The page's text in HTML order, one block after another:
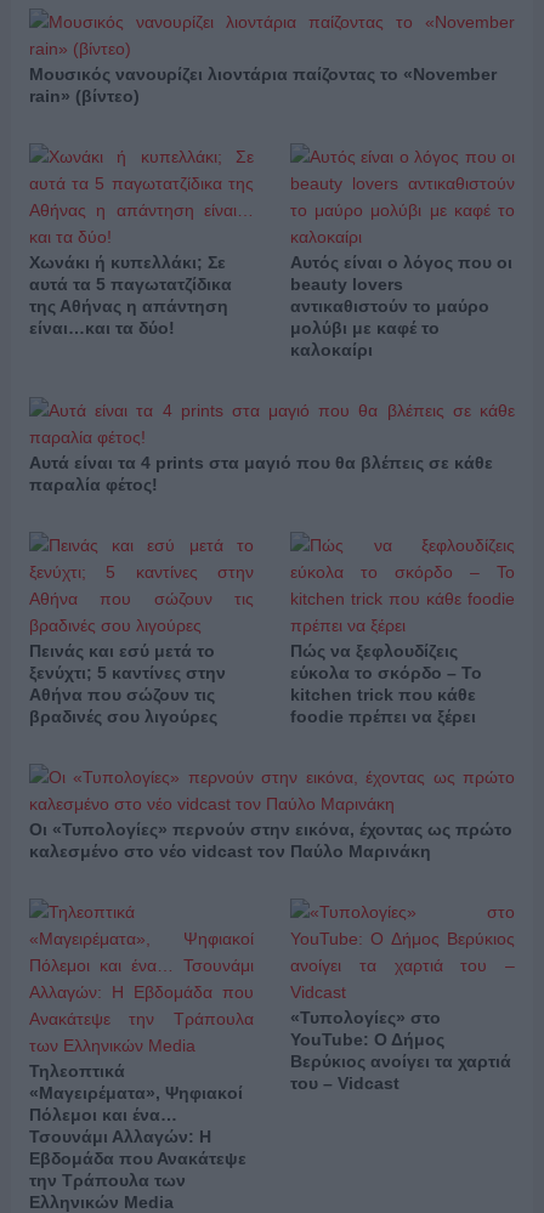
Μουσικός νανουρίζει λιοντάρια παίζοντας το «November
rain» (βίντεο)
Χωνάκι ή κυπελλάκι; Σε
αυτά τα 5 παγωτατζίδικα
της Αθήνας η απάντηση
είναι…και τα δύο!
Αυτός είναι ο λόγος που οι
beauty lovers
αντικαθιστούν το μαύρο
μολύβι με καφέ το
καλοκαίρι
Αυτά είναι τα 4 prints στα μαγιό που θα βλέπεις σε κάθε
παραλία φέτος!
Πεινάς και εσύ μετά το
ξενύχτι; 5 καντίνες στην
Αθήνα που σώζουν τις
βραδινές σου λιγούρες
Πώς να ξεφλουδίζεις
εύκολα το σκόρδο – Το
kitchen trick που κάθε
foodie πρέπει να ξέρει
Οι «Τυπολογίες» περνούν στην εικόνα, έχοντας ως πρώτο
καλεσμένο στο νέο vidcast τον Παύλο Μαρινάκη
Τηλεοπτικά
«Μαγειρέματα», Ψηφιακοί
Πόλεμοι και ένα…
Τσουνάμι Αλλαγών: Η
Εβδομάδα που Ανακάτεψε
την Τράπουλα των
Ελληνικών Media
«Τυπολογίες» στο
YouTube: Ο Δήμος
Βερύκιος ανοίγει τα χαρτιά
του – Vidcast